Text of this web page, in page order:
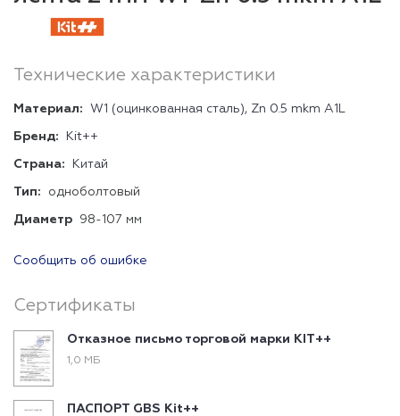
Технические характеристики
Материал: W1 (оцинкованная сталь), Zn 0.5 mkm A1L
Бренд: Kit++
Страна: Китай
Тип: одноболтовый
Диаметр 98-107 мм
Сообщить об ошибке
Сертификаты
Отказное письмо торговой марки KIT++
1,0 МБ
ПАСПОРТ GBS Kit++